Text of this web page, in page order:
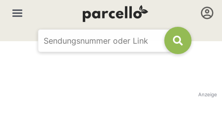
Anzeige